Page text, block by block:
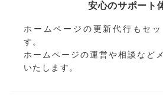
安心のサポート
ホームページの更新代行もセ
す。
ホームページの運営や相談など
いたします。